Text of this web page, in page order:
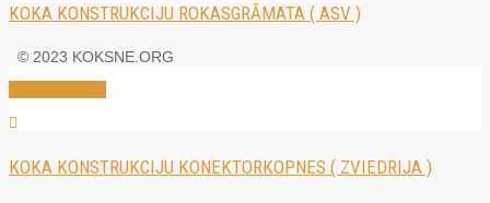
KOKA KONSTRUKCIJU ROKASGRĀMATA ( ASV )
© 2023 KOKSNE.ORG
KOKA KONSTRUKCIJU KONEKTORKOPNES ( ZVIEDRIJA )